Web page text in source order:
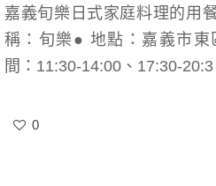
嘉義旬樂日式家庭料理的用
稱：旬樂● 地點：嘉義市
間：11:30-14:00、17:30-
0